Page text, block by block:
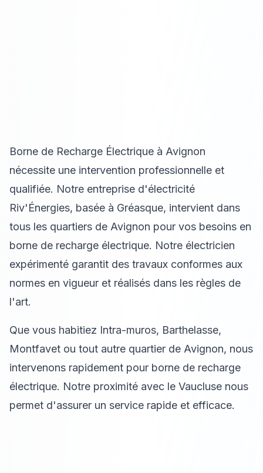
Borne de Recharge Électrique à Avignon
nécessite une intervention professionnelle et
qualifiée. Notre entreprise d'électricité
Riv'Énergies, basée à Gréasque, intervient dans
tous les quartiers de Avignon pour vos besoins en
borne de recharge électrique. Notre électricien
expérimenté garantit des travaux conformes aux
normes en vigueur et réalisés dans les règles de
l'art.
Que vous habitiez Intra-muros, Barthelasse,
Montfavet ou tout autre quartier de Avignon, nous
intervenons rapidement pour borne de recharge
électrique. Notre proximité avec le Vaucluse nous
permet d'assurer un service rapide et efficace.